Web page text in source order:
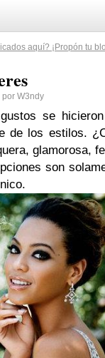
aquí? ¡Propón tu
W3ndy
se
de los estilos.
glamorosa,
son